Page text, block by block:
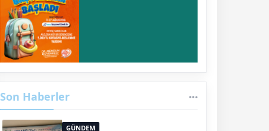
Son Haberler
GÜNDEM